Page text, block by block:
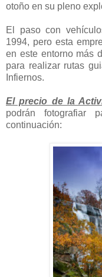
otoño en su pleno
El paso con
1994, pero esta
en este entorno más
para realizar rutas
Infiernos.
El precio de la
podrán fotografiar
continuación: